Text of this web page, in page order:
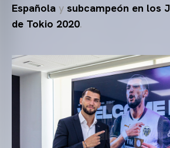
Española y subcampeón en los
de Tokio 2020.